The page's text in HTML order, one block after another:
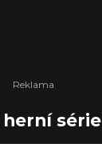
série